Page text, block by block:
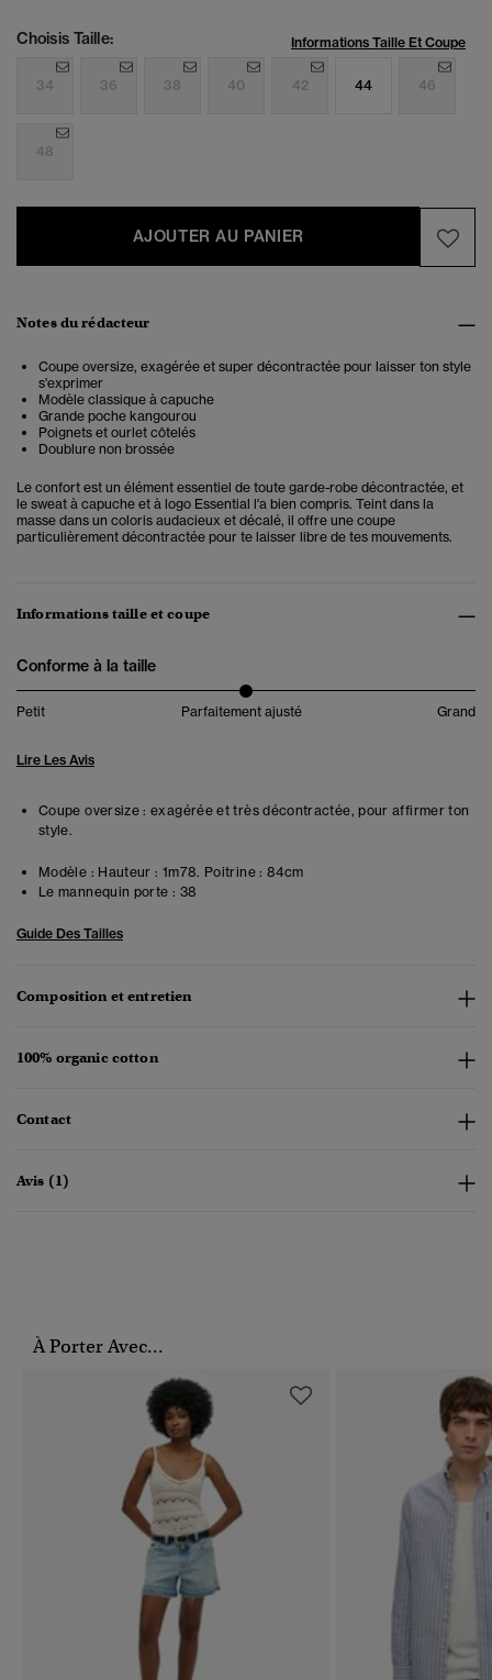
Choisis Taille: Informations Taille Et Coupe
34 36 38 40 42 44 46
48
AJOUTER AU PANIER
Notes du rédacteur
Coupe oversize, exagérée et super décontractée pour laisser ton style
s'exprimer
Modèle classique à capuche
Grande poche kangourou
Poignets et ourlet côtelés
Doublure non brossée
Le confort est un élément essentiel de toute garde-robe décontractée, et
le sweat à capuche et à logo Essential l'a bien compris. Teint dans la
masse dans un coloris audacieux et décalé, il offre une coupe
particulièrement décontractée pour te laisser libre de tes mouvements.
Informations taille et coupe
Conforme à la taille
Petit Parfaitement ajusté Grand
Lire Les Avis
Coupe oversize : exagérée et très décontractée, pour affirmer ton
style.
Modèle : Hauteur : 1m78. Poitrine : 84cm
Le mannequin porte : 38
Guide Des Tailles
Composition et entretien
100% organic cotton
Contact
Avis (1)
À Porter Avec...